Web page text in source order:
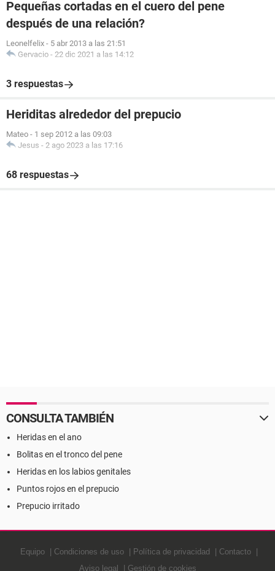
Pequeñas cortadas en el cuero del pene
después de una relación?
Leonelfelix - 5 abr 2013 a las 21:51
Gervacio - 22 dic 2021 a las 14:12
3 respuestas
Heriditas alrededor del prepucio
Mateo - 1 sep 2012 a las 09:03
Jesus - 2 ago 2023 a las 17:16
68 respuestas
CONSULTA TAMBIÉN
Heridas en el ano
Bolitas en el tronco del pene
Heridas en los labios genitales
Puntos rojos en el prepucio
Prepucio irritado
Equipo Condiciones de uso Política de privacidad
Contacto
Aviso legal
Gestión de cookies